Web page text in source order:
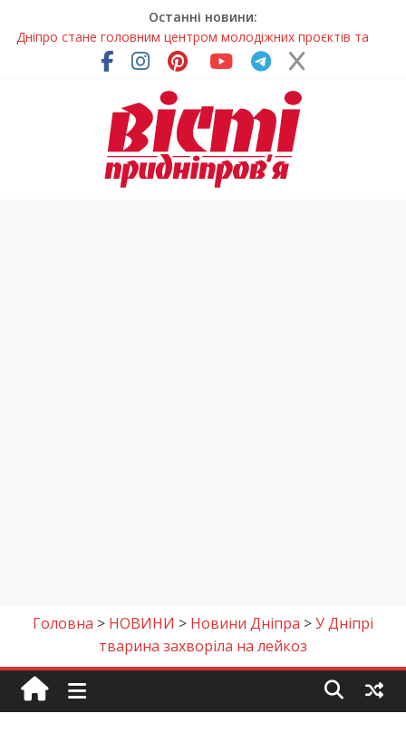
Останні новини:
Дніпро стане головним центром молодіжних проєктів та
ініціатив України
Засинання після півночі може негативно впливати на
У Тернівці працюють над посиленням водної безпеки
На Дніпропетровщині різко зросла кількість пожеж в
Головна > НОВИНИ > Новини Дніпра >У Дніпрі
тварина захворіла на лейкоз